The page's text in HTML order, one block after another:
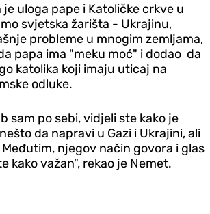
uloga pape i Katoličke crkve u
svjetska žarišta - Ukrajinu,
probleme u mnogim zemljama,
papa ima "meku moć" i dodao da
katolika koji imaju uticaj na
odluke.
sam po sebi, vidjeli ste kako je
da napravi u Gazi i Ukrajini, ali
njegov način govora i glas
kako važan", rekao je Nemet.